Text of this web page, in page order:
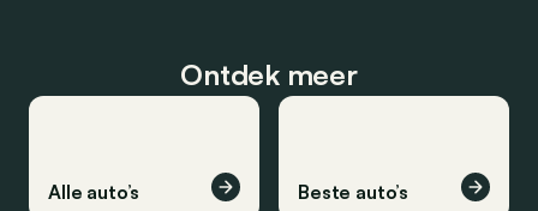
Ontdek meer
Alle auto’s Beste auto’s